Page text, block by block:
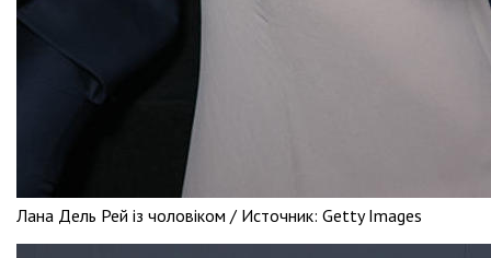
Лана Дель Рей із чоловіком / Источник: Getty Images